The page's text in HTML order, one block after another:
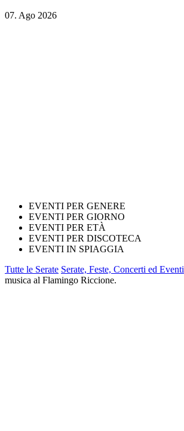
07. Ago 2026
EVENTI PER GENERE
EVENTI PER GIORNO
EVENTI PER ETÀ
EVENTI PER DISCOTECA
EVENTI IN SPIAGGIA
Tutte le Serate Serate, Feste, Concerti ed Eventi
musica al Flamingo Riccione.